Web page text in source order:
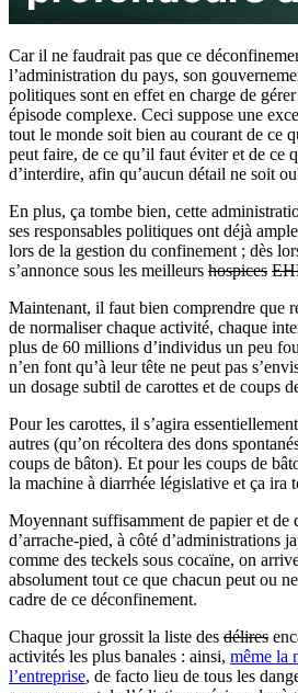
Car il ne faudrait pas que ce
l’administration du pays, son
politiques sont en effet en charge de
épisode complexe. Ceci suppose une
tout le monde soit bien au courant de ce
peut faire, de ce qu’il faut éviter et de ce
d’interdire, afin qu’aucun détail ne soit
En plus, ça tombe bien, cette
ses responsables politiques ont déjà
lors de la gestion du confinement ; dès
s’annonce sous les meilleurs hospices
Maintenant, il faut bien comprendre que
de normaliser chaque activité, chaque
plus de 60 millions d’individus un peu
n’en font qu’à leur tête ne peut pas
un dosage subtil de carottes et de coups
Pour les carottes, il s’agira
autres (qu’on récoltera des dons
coups de bâton). Et pour les coups de
la machine à diarrhée législative et ça ira
Moyennant suffisamment de papier et de
d’arrache-pied, à côté d’administrations
comme des teckels sous cocaïne, on
absolument tout ce que chacun peut ou
cadre de ce déconfinement.
Chaque jour grossit la liste des délires
activités les plus banales : ainsi, même la
l’entreprise, de facto lieu de tous les